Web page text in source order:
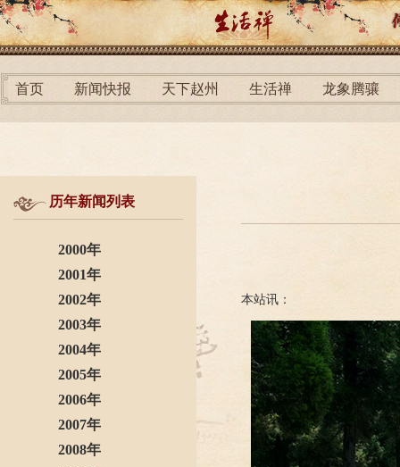
首页 新闻快报 天下赵州 生活禅 龙象腾骧
历年新闻列表
2000年
2001年
2002年
2003年
2004年
2005年
2006年
2007年
2008年
本站讯：